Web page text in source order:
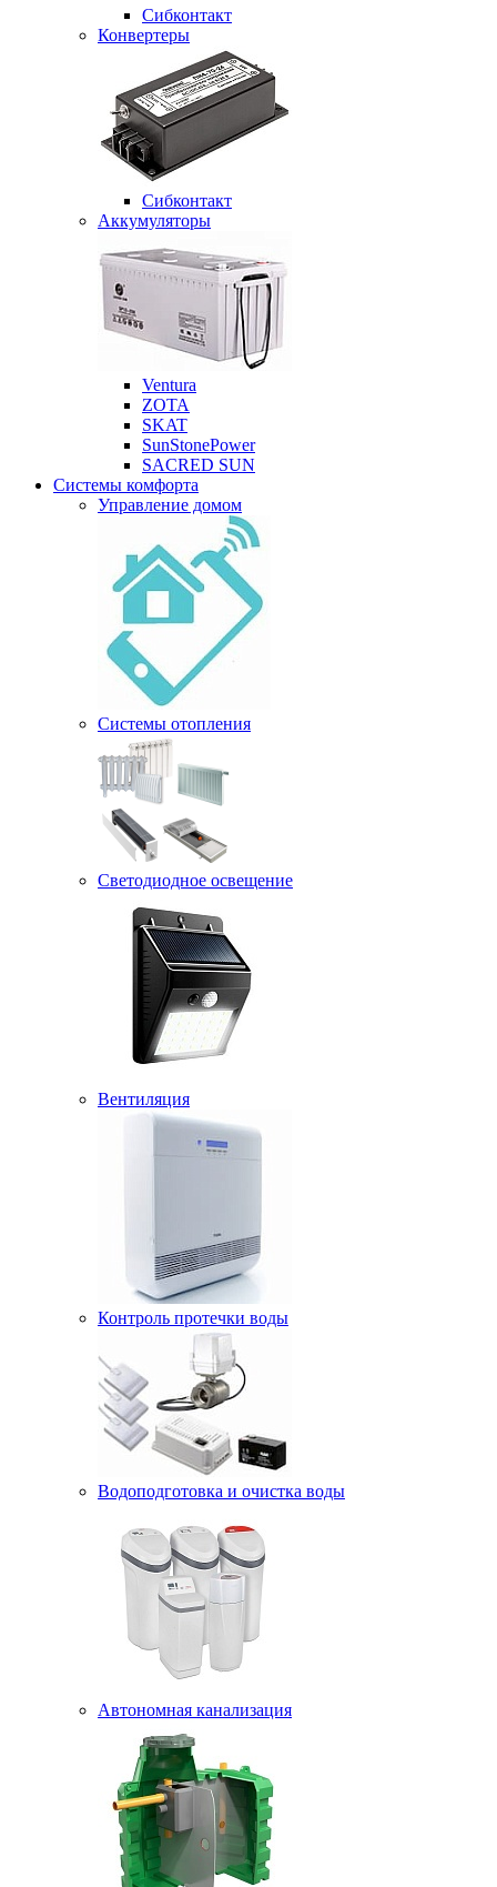
Сибконтакт
Конвертеры
Сибконтакт
Аккумуляторы
Ventura
ZOTA
SKAT
SunStonePower
SACRED SUN
Системы комфорта
Управление домом
Системы отопления
Светодиодное освещение
Вентиляция
Контроль протечки воды
Водоподготовка и очистка воды
Автономная канализация